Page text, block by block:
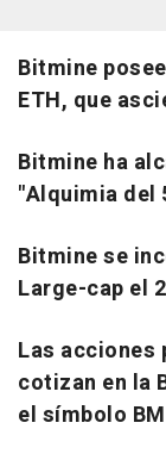
Bitmine
ETH, que
Bitmine ha
"Alquimia del
Bitmine se
Large-cap el
Las acciones
cotizan en la
el símbolo